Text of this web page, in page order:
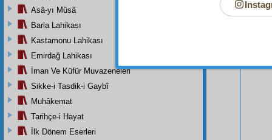
Asâ-yı Mûsâ
Barla Lahikası
Kastamonu Lahikası
Emirdağ Lahikası
İman Ve Küfür Muvazeneleri
Sikke-i Tasdik-i Gaybî
Muhâkemat
Tarihçe-i Hayat
İlk Dönem Eserleri